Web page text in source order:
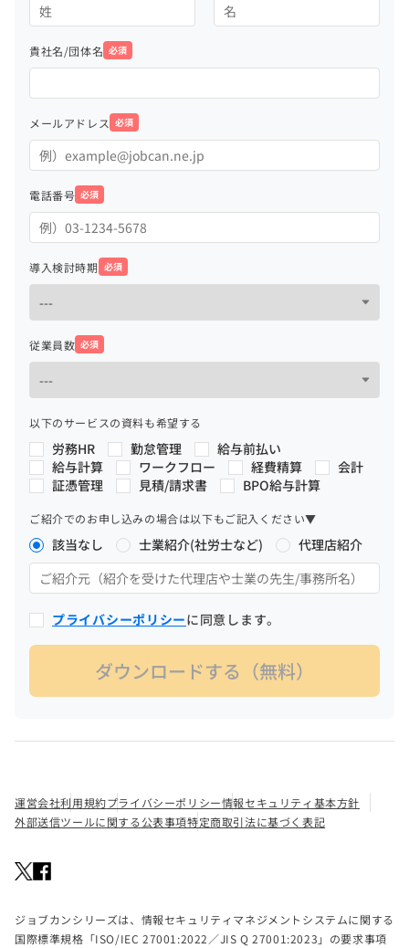
貴社名/団体名 必須
メールアドレス 必須
電話番号 必須
導入検討時期 必須
従業員数 必須
以下のサービスの資料も希望する
労務HR 勤怠管理
給与前払い
給与計算
ワークフロー 経費精算
会計
証憑管理
見積/請求書 BPO給与計算
ご紹介でのお申し込みの場合は以下もご記入ください▼
該当なし 士業紹介(社労士など) 代理店紹介
プライバシーポリシーに同意します。
運営会社利用規約プライバシーポリシー情報セキュリティ基本方針
外部送信ツールに関する公表事項特定商取引法に基づく表記
ジョブカンシリーズは、情報セキュリティマネジメントシステムに関する
国際標準規格「ISO/IEC 27001:2022／JIS Q 27001:2023」の要求事項